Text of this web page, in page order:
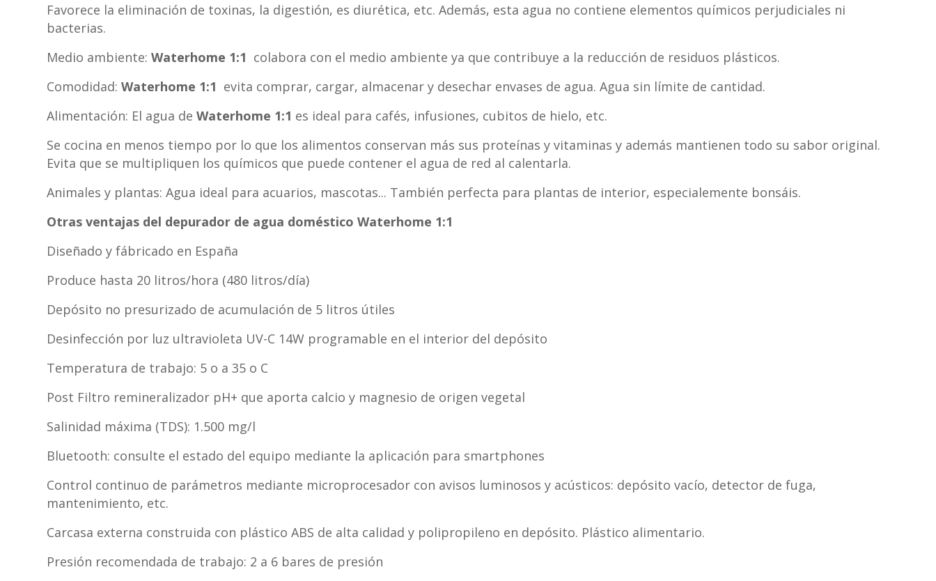
Favorece la eliminación de toxinas, la digestión, es diurética, etc. Además, esta agua no contiene elementos químicos perjudiciales ni
bacterias.
Medio ambiente: Waterhome 1:1 colabora con el medio ambiente ya que contribuye a la reducción de residuos plásticos.
Comodidad: Waterhome 1:1 evita comprar, cargar, almacenar y desechar envases de agua. Agua sin límite de cantidad.
Alimentación: El agua de Waterhome 1:1 es ideal para cafés, infusiones, cubitos de hielo, etc.
Se cocina en menos tiempo por lo que los alimentos conservan más sus proteínas y vitaminas y además mantienen todo su sabor original.
Evita que se multipliquen los químicos que puede contener el agua de red al calentarla.
Animales y plantas: Agua ideal para acuarios, mascotas... También perfecta para plantas de interior, especialemente bonsáis.
Otras ventajas del depurador de agua doméstico Waterhome 1:1
Diseñado y fábricado en España
Produce hasta 20 litros/hora (480 litros/día)
Depósito no presurizado de acumulación de 5 litros útiles
Desinfección por luz ultravioleta UV-C 14W programable en el interior del depósito
Temperatura de trabajo: 5 o a 35 o C
Post Filtro remineralizador pH+ que aporta calcio y magnesio de origen vegetal
Salinidad máxima (TDS): 1.500 mg/l
Bluetooth: consulte el estado del equipo mediante la aplicación para smartphones
Control continuo de parámetros mediante microprocesador con avisos luminosos y acústicos: depósito vacío, detector de fuga,
mantenimiento, etc.
Carcasa externa construida con plástico ABS de alta calidad y polipropileno en depósito. Plástico alimentario.
Presión recomendada de trabajo: 2 a 6 bares de presión